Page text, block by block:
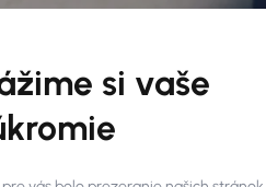
si vaše